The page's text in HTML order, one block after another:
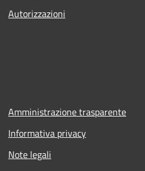
Autorizzazioni
Amministrazione trasparente
Informativa privacy
Note legali